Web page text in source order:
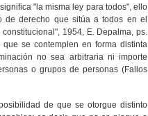
"la misma ley para todos", ello
derecho que sitúa a todos en el
1954, E. Depalma, ps.
se contemplen en forma distinta
no sea arbitraria ni importe
o grupos de personas (Fallos
de que se otorgue distinto